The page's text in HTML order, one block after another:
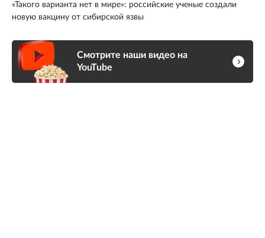
«Такого варианта нет в мире»: российские ученые создали
новую вакцину от сибирской язвы
Смотрите наши видео на
YouTube